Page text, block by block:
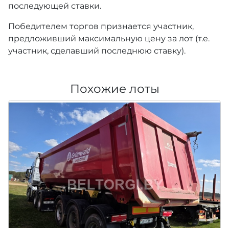
последующей ставки.
Победителем торгов признается участник,
предложивший максимальную цену за лот (т.е.
участник, сделавший последнюю ставку).
Похожие лоты